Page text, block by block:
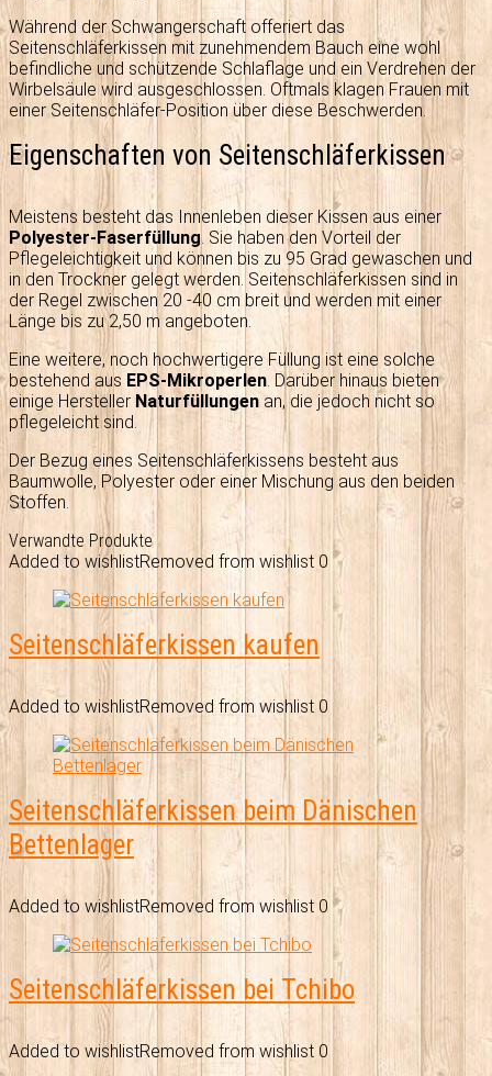
Während der Schwangerschaft offeriert das
Seitenschläferkissen mit zunehmendem Bauch eine wohl
befindliche und schützende Schlaflage und ein Verdrehen der
Wirbelsäule wird ausgeschlossen. Oftmals klagen Frauen mit
einer Seitenschläfer-Position über diese Beschwerden.
Eigenschaften von Seitenschläferkissen
Meistens besteht das Innenleben dieser Kissen aus einer
Polyester-Faserfüllung. Sie haben den Vorteil der
Pflegeleichtigkeit und können bis zu 95 Grad gewaschen und
in den Trockner gelegt werden. Seitenschläferkissen sind in
der Regel zwischen 20 -40 cm breit und werden mit einer
Länge bis zu 2,50 m angeboten.
Eine weitere, noch hochwertigere Füllung ist eine solche
bestehend aus EPS-Mikroperlen. Darüber hinaus bieten
einige Hersteller Naturfüllungen an, die jedoch nicht so
pflegeleicht sind.
Der Bezug eines Seitenschläferkissens besteht aus
Baumwolle, Polyester oder einer Mischung aus den beiden
Stoffen.
Verwandte Produkte
Added to wishlistRemoved from wishlist 0
Seitenschläferkissen kaufen
Added to wishlistRemoved from wishlist 0
Seitenschläferkissen beim Dänischen
Bettenlager
Added to wishlistRemoved from wishlist 0
Seitenschläferkissen bei Tchibo
Added to wishlistRemoved from wishlist 0